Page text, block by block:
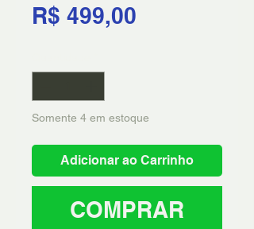
R$ 499,00
Somente 4 em estoque
Adicionar ao Carrinho
COMPRAR